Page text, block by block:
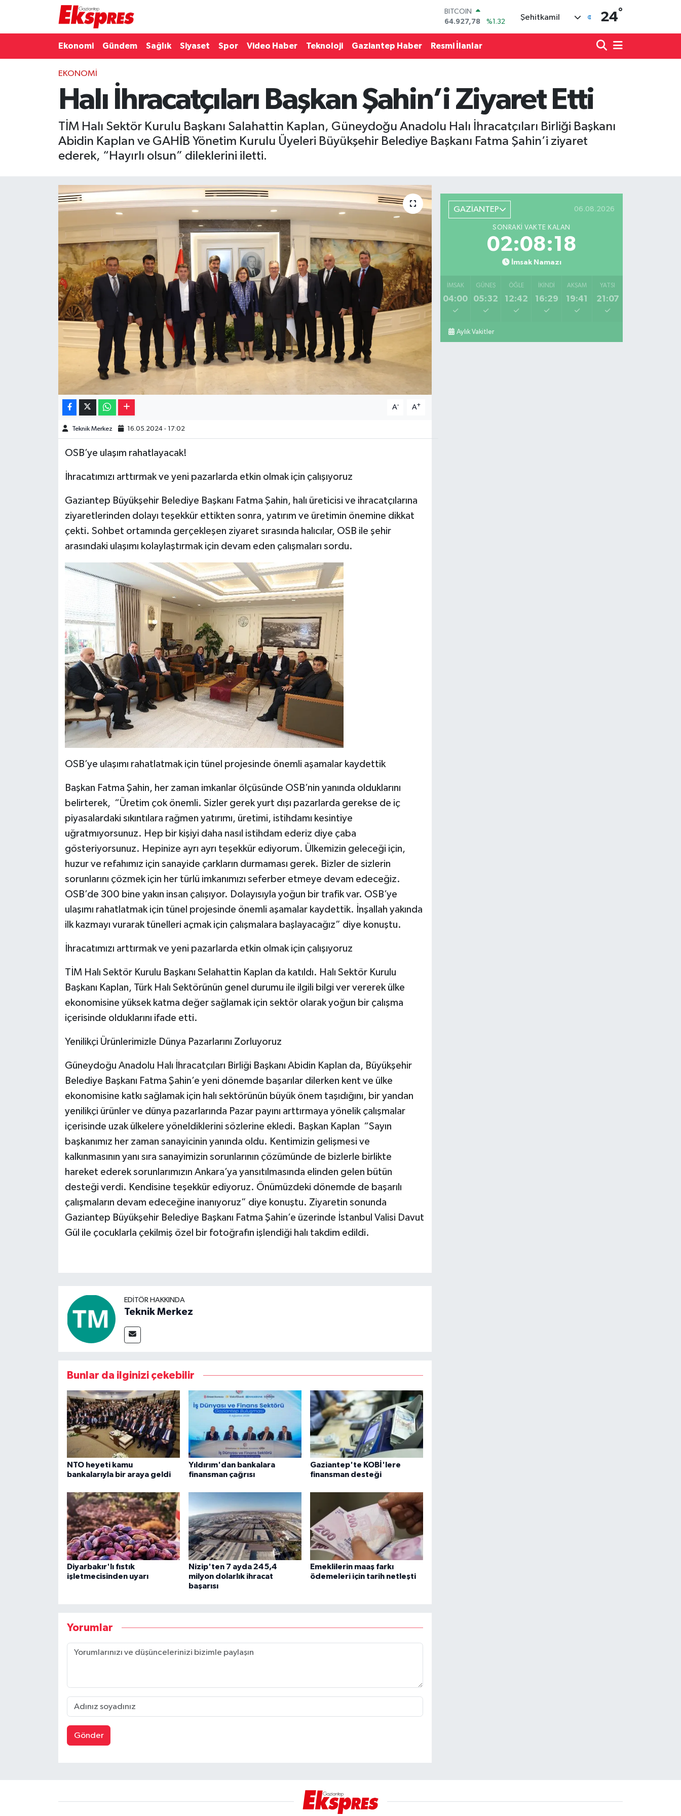
DOLAR
47,5894
%0.08
EURO
55,0398
BİST100
13.703
%11
64.927,78
%1.32
Şehitkamil 24°
Ekonomi Gündem Sağlık Siyaset Spor Video Haber Teknoloji Gaziantep Haber Resmi İlanlar
EKONOMI
Halı İhracatçıları Başkan Şahin’i Ziyaret Etti
TİM Halı Sektör Kurulu Başkanı Salahattin Kaplan, Güneydoğu Anadolu Halı İhracatçıları Birliği Başkanı
Abidin Kaplan ve GAHİB Yönetim Kurulu Üyeleri Büyükşehir Belediye Başkanı Fatma Şahin’i ziyaret
ederek, “Hayırlı olsun” dileklerini iletti.
A- A+
Teknik Merkez 16.05.2024 - 17:02
OSB’ye ulaşım rahatlayacak!
İhracatımızı arttırmak ve yeni pazarlarda etkin olmak için çalışıyoruz
Gaziantep Büyükşehir Belediye Başkanı Fatma Şahin, halı üreticisi ve ihracatçılarına
ziyaretlerinden dolayı teşekkür ettikten sonra, yatırım ve üretimin önemine dikkat
çekti. Sohbet ortamında gerçekleşen ziyaret sırasında halıcılar, OSB ile şehir
arasındaki ulaşımı kolaylaştırmak için devam eden çalışmaları sordu.
OSB’ye ulaşımı rahatlatmak için tünel projesinde önemli aşamalar kaydettik
Başkan Fatma Şahin, her zaman imkanlar ölçüsünde OSB’nin yanında olduklarını
belirterek, “Üretim çok önemli. Sizler gerek yurt dışı pazarlarda gerekse de iç
piyasalardaki sıkıntılara rağmen yatırımı, üretimi, istihdamı kesintiye
uğratmıyorsunuz. Hep bir kişiyi daha nasıl istihdam ederiz diye çaba
gösteriyorsunuz. Hepinize ayrı ayrı teşekkür ediyorum. Ülkemizin geleceği için,
huzur ve refahımız için sanayide çarkların durmaması gerek. Bizler de sizlerin
sorunlarını çözmek için her türlü imkanımızı seferber etmeye devam edeceğiz.
OSB’de 300 bine yakın insan çalışıyor. Dolayısıyla yoğun bir trafik var. OSB’ye
ulaşımı rahatlatmak için tünel projesinde önemli aşamalar kaydettik. İnşallah yakında
ilk kazmayı vurarak tünelleri açmak için çalışmalara başlayacağız” diye konuştu.
İhracatımızı arttırmak ve yeni pazarlarda etkin olmak için çalışıyoruz
TİM Halı Sektör Kurulu Başkanı Selahattin Kaplan da katıldı. Halı Sektör Kurulu
Başkanı Kaplan, Türk Halı Sektörünün genel durumu ile ilgili bilgi ver vererek ülke
ekonomisine yüksek katma değer sağlamak için sektör olarak yoğun bir çalışma
içerisinde olduklarını ifade etti.
Yenilikçi Ürünlerimizle Dünya Pazarlarını Zorluyoruz
Güneydoğu Anadolu Halı İhracatçıları Birliği Başkanı Abidin Kaplan da, Büyükşehir
Belediye Başkanı Fatma Şahin’e yeni dönemde başarılar dilerken kent ve ülke
ekonomisine katkı sağlamak için halı sektörünün büyük önem taşıdığını, bir yandan
yenilikçi ürünler ve dünya pazarlarında Pazar payını arttırmaya yönelik çalışmalar
içerisinde uzak ülkelere yöneldiklerini sözlerine ekledi. Başkan Kaplan “Sayın
başkanımız her zaman sanayicinin yanında oldu. Kentimizin gelişmesi ve
kalkınmasının yanı sıra sanayimizin sorunlarının çözümünde de bizlerle birlikte
hareket ederek sorunlarımızın Ankara’ya yansıtılmasında elinden gelen bütün
desteği verdi. Kendisine teşekkür ediyoruz. Önümüzdeki dönemde de başarılı
çalışmaların devam edeceğine inanıyoruz” diye konuştu. Ziyaretin sonunda
Gaziantep Büyükşehir Belediye Başkanı Fatma Şahin’e üzerinde İstanbul Valisi Davut
Gül ile çocuklarla çekilmiş özel bir fotoğrafın işlendiği halı takdim edildi.
EDITÖR HAKKINDA
Teknik Merkez
Bunlar da ilginizi çekebilir
NTO heyeti kamu
bankalarıyla bir araya geldi
Yıldırım'dan bankalara
finansman çağrısı
Gaziantep'te KOBİ'lere
finansman desteği
Diyarbakır'lı fıstık
işletmecisinden uyarı
Nizip'ten 7 ayda 245,4
milyon dolarlık ihracat
başarısı
Emeklilerin maaş farkı
ödemeleri için tarih netleşti
Yorumlar
Gönder
GAZİANTEP 06.08.2026
SONRAKI VAKTE KALAN
02:08:17
İmsak Namazı
İMSAK
04:00
GÜNEŞ
05:32
ÖĞLE
12:42
İKINDI
16:29
AKŞAM
19:41
YATSI
21:07
Aylık Vakitler
Gaziantep son dakika
Gündem
Kültür Sanat
Resmi İlanlar
Sinemalar
Teknoloji
Video Haber
Yeme-İçme
Puan Durumu ve Fikstür
Son Dakika Haberleri